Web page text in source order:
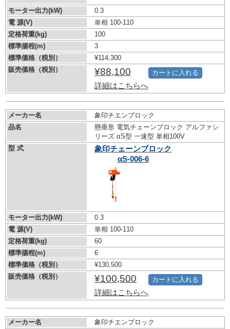
モーター出力(kW)
0.3
電 源(V)
単相 100-110
定格荷重(kg)
100
標準揚程(m)
3
標準価格（税別）
¥114,300
販売価格（税別）
¥88,100
詳細はこちらへ
カートに入れる
メーカー名
象印チエンブロック
品名
懸垂形 電気チェーンブロック アルファシ
リーズ αS型 一速型 単相100V
型 式
象印チェーンブロック
αS-006-6
モーター出力(kW)
0.3
電 源(V)
単相 100-110
定格荷重(kg)
60
標準揚程(m)
6
標準価格（税別）
¥130,500
販売価格（税別）
¥100,500
詳細はこちらへ
カートに入れる
メーカー名 象印チエンブロック